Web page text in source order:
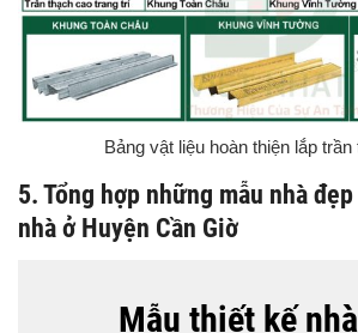
Bảng vật liệu hoàn thiện lắp
5. Tổng hợp những mẫu nhà
nhà ở Huyện Cần Giờ
Mẫu thiết kế